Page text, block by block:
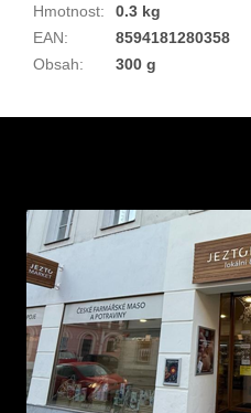
Hmotnost:
0.3 kg
EAN:
8594181280358
Obsah: 300 g